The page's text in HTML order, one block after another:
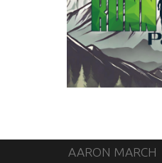
AARON MARCH